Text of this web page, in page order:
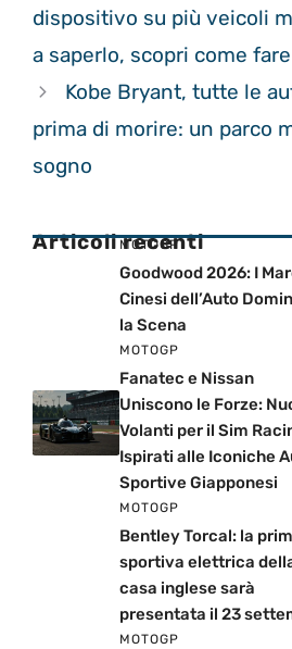
dispositivo su più veicoli
a saperlo, scopri come fare
Kobe Bryant, tutte le
prima di morire: un parco
sogno
Articoli recenti
MOTOGP
Goodwood 2026: I
Cinesi dell’Auto
la Scena
MOTOGP
Fanatec e Nissan
Uniscono le Forze:
Volanti per il Sim
Ispirati alle Iconiche
Sportive Giapponesi
MOTOGP
Bentley Torcal: la
sportiva elettrica
casa inglese sarà
presentata il 23
MOTOGP